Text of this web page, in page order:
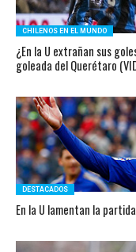
CHILENOS EN EL MUNDO
¿En la U extrañan sus
goleada del Querétaro
DESTACADOS
En la U lamentan la